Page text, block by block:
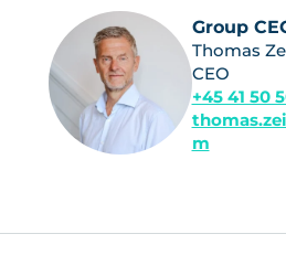
Group
Thomas
CEO
+45 41 50
m